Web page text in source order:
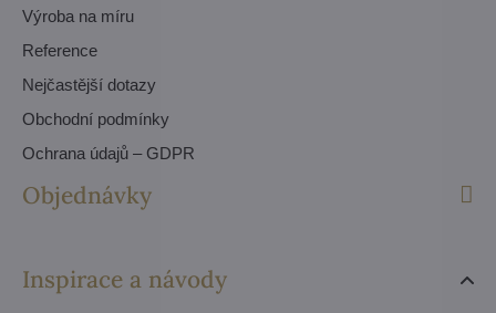
Výroba na míru
Reference
Nejčastější dotazy
Obchodní podmínky
Ochrana údajů – GDPR
Objednávky
Inspirace a návody